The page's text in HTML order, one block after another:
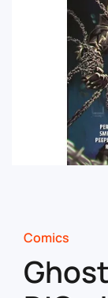
Comics